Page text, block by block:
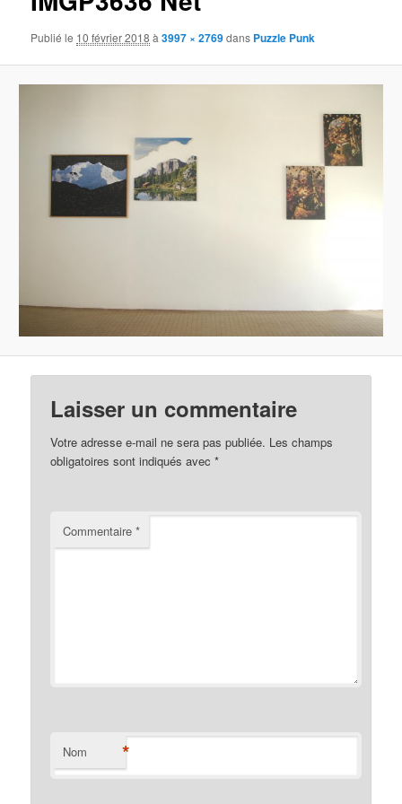
Publié le 10 février 2018 à3997 × 2769dans Puzzle Punk
Laisser un commentaire
Votre adresse e-mail ne sera pas publiée. Les champs
obligatoires sont indiqués avec*
Commentaire*
Nom *